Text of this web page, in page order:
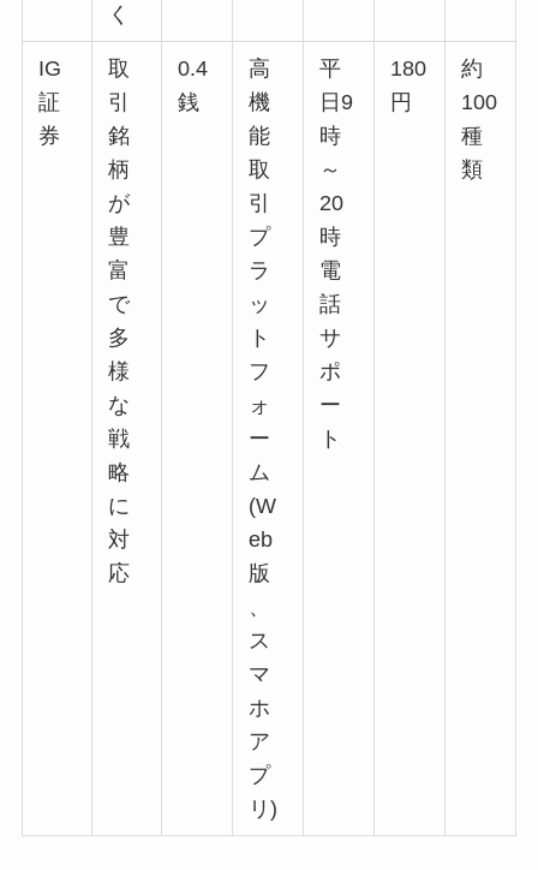
く
IG
証
券
取
引
銘
柄
が
豊
富
で
多
様
な
戦
略
に
対
応
0.4
銭
高
機
能
取
引
プ
ラ
ッ
ト
フ
ォ
ー
ム
(W
eb
版
、
ス
マ
ホ
ア
プ
リ)
平
日9
時
～
20
時
電
話
サ
ポ
ー
ト
180
円
約
100
種
類